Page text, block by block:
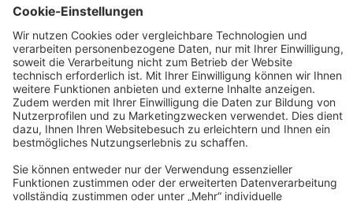
Ab 12,44 €* pro Tag
Details
Technology